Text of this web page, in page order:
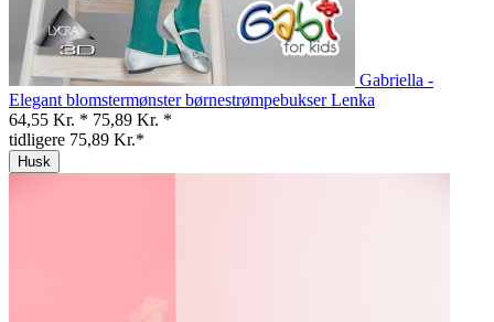
Gabriella -
Elegant blomstermønster børnestrømpebukser Lenka
64,55 Kr. * 75,89 Kr. *
tidligere 75,89 Kr.*
Husk